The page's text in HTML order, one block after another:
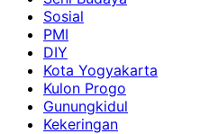
Sosial
PMI
DIY
Kota Yogyakarta
Kulon Progo
Gunungkidul
Kekeringan